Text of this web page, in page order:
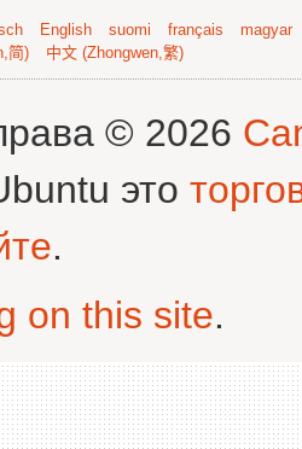
English suomi français
magyar
简) 中文 (Zhongwen,繁)
© 2026
это
.
on this site.